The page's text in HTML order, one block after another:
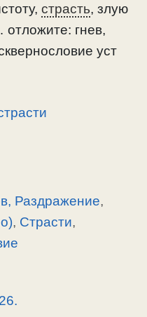
страсть, злую
гнев,
уст
Раздражение,
, Страсти,